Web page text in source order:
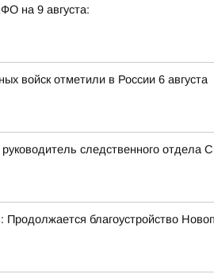
на 9 августа:
войск отметили в России 6 августа
руководитель следственного
благоустройство